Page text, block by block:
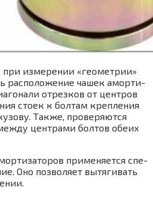
изме­ре­нии «гео­мет­рии»
рас­по­ло­же­ние чашек амор­ти­
отрез­ков от цен­тров
сто­ек к бол­там креп­ле­ния
Так­же, про­ве­ря­ют­ся
цен­тра­ми бол­тов обе­их
при­ме­ня­ет­ся спе­
Оно поз­во­ля­ет вытя­ги­вать